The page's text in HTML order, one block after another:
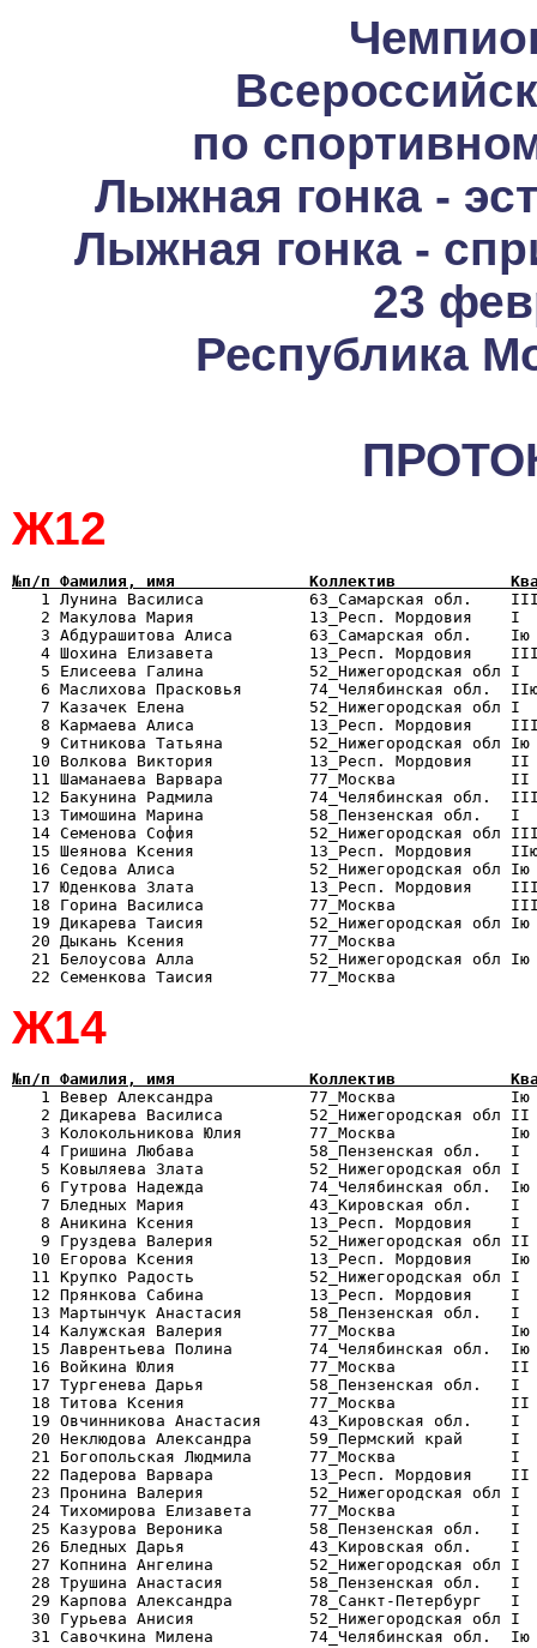
по
Лыжная гонка -
Лыжная гонка -
23
Республика
Ж12
№п/п Фамилия, имя              Коллектив            Квал
1 Лунина Василиса           63_Самарская
2 Макулова Мария            13_Респ.
3 Абдурашитова Алиса        63_Самарская
4 Шохина Елизавета          13_Респ.
5 Елисеева Галина           52_Нижегородская
6 Маслихова Прасковья       74_Челябинская
7 Казачек Елена             52_Нижегородская
8 Кармаева Алиса            13_Респ.
9 Ситникова Татьяна         52_Нижегородская
10 Волкова Виктория          13_Респ.
11 Шаманаева Варвара         77_Москва
12 Бакунина Радмила          74_Челябинская
13 Тимошина Марина           58_Пензенская
14 Семенова София            52_Нижегородская
15 Шеянова Ксения            13_Респ.
16 Седова Алиса              52_Нижегородская
17 Юденкова Злата            13_Респ.
18 Горина Василиса           77_Москва
19 Дикарева Таисия           52_Нижегородская
20 Дыкань Ксения             77_Москва
21 Белоусова Алла            52_Нижегородская
Ж14
№п/п Фамилия, имя              Коллектив            Квал
1 Вевер Александра          77_Москва
2 Дикарева Василиса         52_Нижегородская
3 Колокольникова Юлия       77_Москва
4 Гришина Любава            58_Пензенская
5 Ковыляева Злата           52_Нижегородская
6 Гутрова Надежда           74_Челябинская
7 Бледных Мария             43_Кировская
8 Аникина Ксения            13_Респ.
9 Груздева Валерия          52_Нижегородская
10 Егорова Ксения            13_Респ.
11 Крупко Радость            52_Нижегородская
12 Прянкова Сабина           13_Респ.
13 Мартынчук Анастасия       58_Пензенская
14 Калужская Валерия         77_Москва
15 Лаврентьева Полина        74_Челябинская
16 Войкина Юлия              77_Москва
17 Тургенева Дарья           58_Пензенская
18 Титова Ксения             77_Москва
19 Овчинникова Анастасия     43_Кировская
20 Неклюдова Александра      59_Пермский край
21 Богопольская Людмила      77_Москва
22 Падерова Варвара          13_Респ.
23 Пронина Валерия           52_Нижегородская
24 Тихомирова Елизавета      77_Москва
25 Казурова Вероника         58_Пензенская
26 Бледных Дарья             43_Кировская
27 Копнина Ангелина          52_Нижегородская
28 Трушина Анастасия         58_Пензенская
29 Карпова Александра        78_Санкт-
30 Гурьева Анисия            52_Нижегородская
31 Савочкина Милена          74_Челябинская